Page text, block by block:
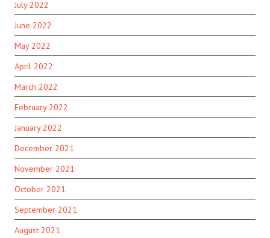
July 2022
June 2022
May 2022
April 2022
March 2022
February 2022
January 2022
December 2021
November 2021
October 2021
September 2021
August 2021